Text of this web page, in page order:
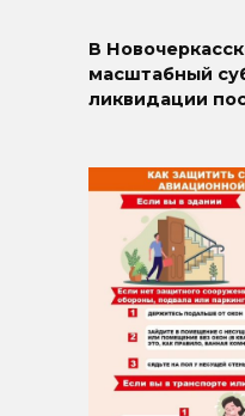
В
масштабный
ликвидации